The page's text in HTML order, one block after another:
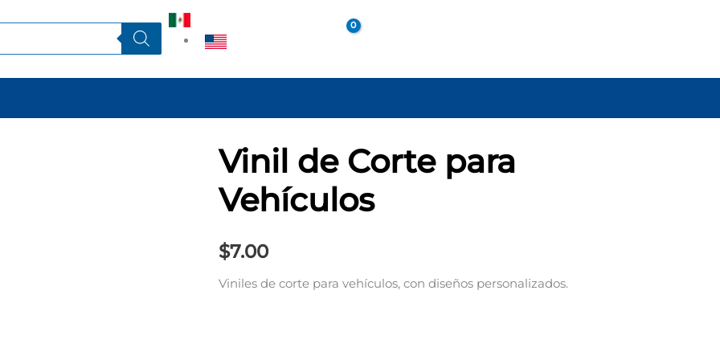
Vinil de Corte para
Vehículos
$7.00
Viniles de corte para vehículos, con diseños personalizados.
Vinil
de
Corte
Vehículos
cantidad